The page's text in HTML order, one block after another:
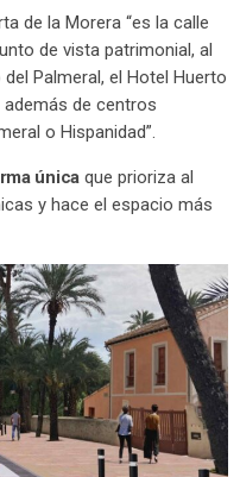
de la Morera “es la calle
de vista patrimonial, al
Palmeral, el Hotel Huerto
además de centros
o Hispanidad”.
únicaque prioriza al
y hace el espacio más